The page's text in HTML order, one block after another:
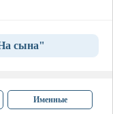
сына"
Именные